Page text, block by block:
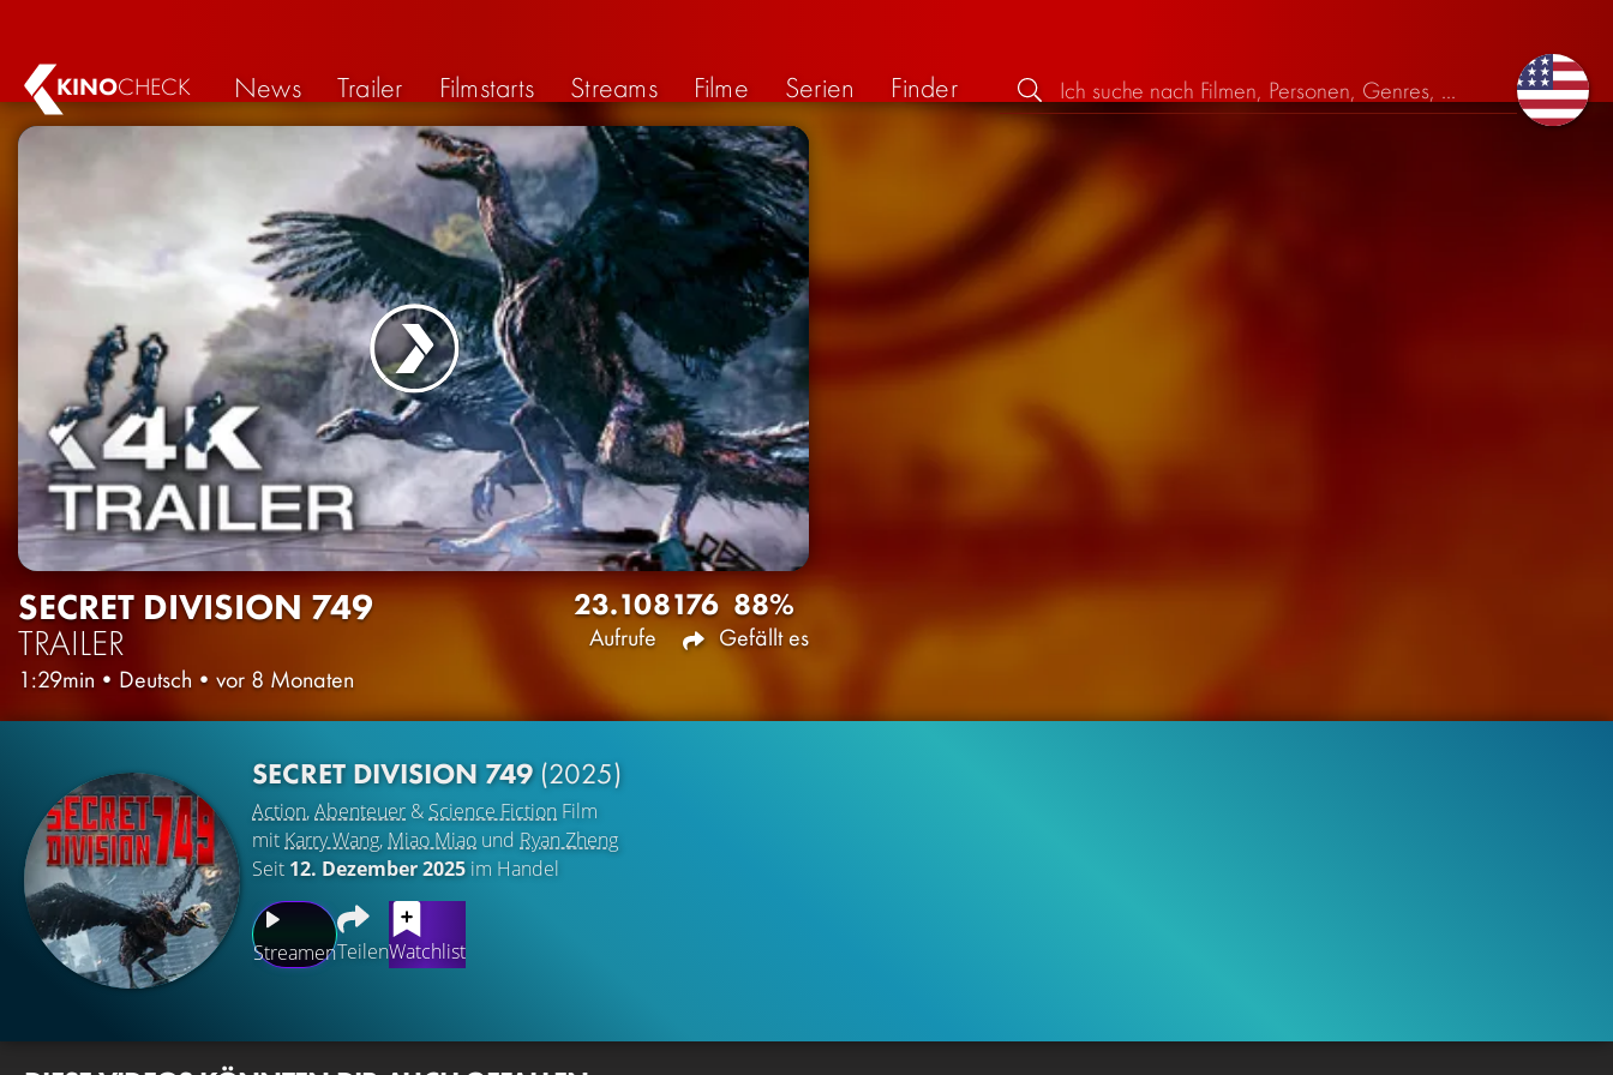
KINOCHECK News Trailer Filmstarts Streams Filme Serien Finder
SECRET DIVISION 749
TRAILER
1:29min • Deutsch • vor 8 Monaten
23.108
Aufrufe
176 88%
Gefällt es
SECRET DIVISION 749(2025)
Action,Abenteuer & Science Fiction Film
mit Karry Wang, Miao Miao und Ryan Zheng
Seit 12. Dezember 2025im Handel
StreamenTeilenWatchlist